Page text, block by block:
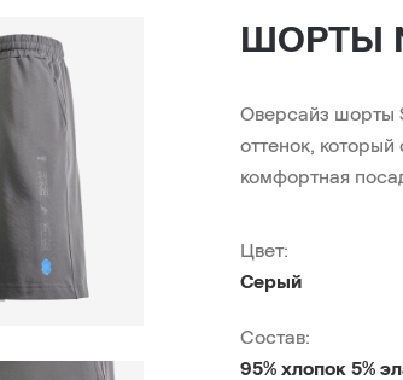
ШОРТЫ
Оверсайз шорты
оттенок,
комфортная
Цвет:
Серый
Состав:
95% хлопок 5%